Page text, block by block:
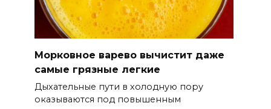
Морковное варево вычистит даже
самые грязные легкие
Дыхательные пути в холодную пору
оказываются под повышенным